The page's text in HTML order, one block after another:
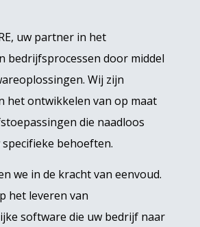
uw partner in het
bedrijfsprocessen door middel
Wij zijn
het ontwikkelen van op maat
die naadloos
behoeften.
we in de kracht van eenvoud.
het leveren van
software die uw bedrijf naar